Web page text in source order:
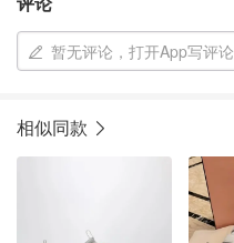
暂无评论，打开App写评论
相似同款